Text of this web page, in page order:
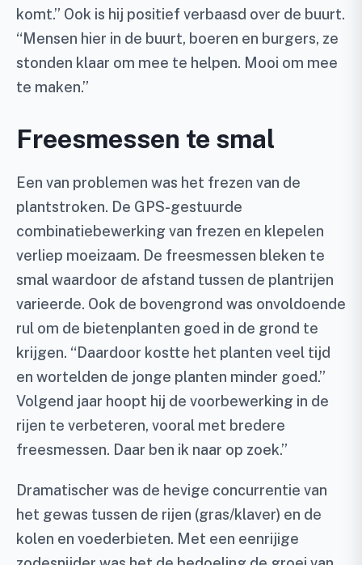
komt.” Ook is hij positief verbaasd over de buurt.
“Mensen hier in de buurt, boeren en burgers, ze
stonden klaar om mee te helpen. Mooi om mee
te maken.”
Freesmessen te smal
Een van problemen was het frezen van de
plantstroken. De GPS-gestuurde
combinatiebewerking van frezen en klepelen
verliep moeizaam. De freesmessen bleken te
smal waardoor de afstand tussen de plantrijen
varieerde. Ook de bovengrond was onvoldoende
rul om de bietenplanten goed in de grond te
krijgen. “Daardoor kostte het planten veel tijd
en wortelden de jonge planten minder goed.”
Volgend jaar hoopt hij de voorbewerking in de
rijen te verbeteren, vooral met bredere
freesmessen. Daar ben ik naar op zoek.”
Dramatischer was de hevige concurrentie van
het gewas tussen de rijen (gras/klaver) en de
kolen en voederbieten. Met een eenrijige